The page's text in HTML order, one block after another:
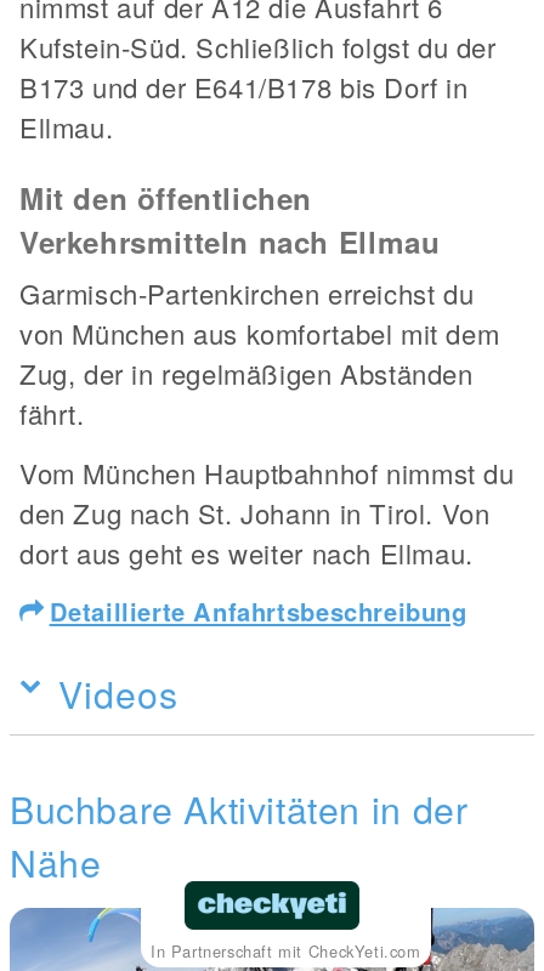
Kufstein-Süd. Schließlich folgst du der
B173 und der E641/B178 bis Dorf in
Ellmau.
Mit den öffentlichen
Verkehrsmitteln nach Ellmau
Garmisch-Partenkirchen erreichst du
von München aus komfortabel mit dem
Zug, der in regelmäßigen Abständen
fährt.
Vom München Hauptbahnhof nimmst du
den Zug nach St. Johann in Tirol. Von
dort aus geht es weiter nach Ellmau.
Detaillierte Anfahrtsbeschreibung
Videos
Buchbare Aktivitäten in der
Nähe
In Partnerschaft mit CheckYeti.com